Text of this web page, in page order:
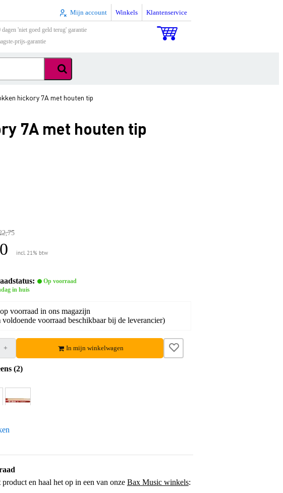
Mijn account Winkels Klantenservice
dagen 'niet goed geld terug' garantie
prijs-garantie
hickory 7A met houten tip
7A met houten tip
incl. 21% btw
Op voorraad
in huis
voorraad in ons magazijn
voorraad beschikbaar bij de leverancier)
+ In mijn winkelwagen
(2)
product en haal het op in een van onze Bax Music winkels: